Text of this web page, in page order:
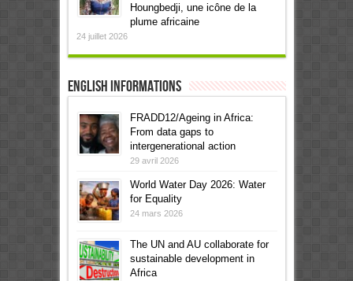
Houngbedji, une icône de la
plume africaine
24 juillet 2026
English informations
FRADD12/Ageing in Africa:
From data gaps to
intergenerational action
29 avril 2026
World Water Day 2026: Water
for Equality
24 mars 2026
The UN and AU collaborate for
sustainable development in
Africa